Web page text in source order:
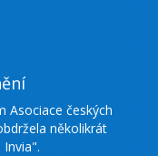
Asociace českých
několikrát